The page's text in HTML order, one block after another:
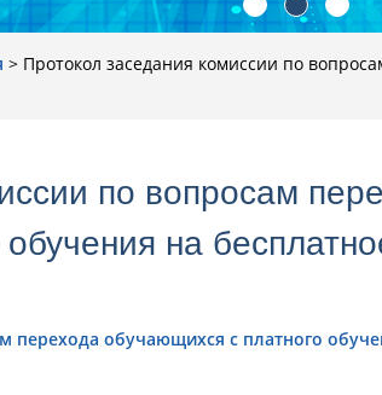
> Протокол заседания комиссии по
по вопросам
на
перехода обучающихся с платного